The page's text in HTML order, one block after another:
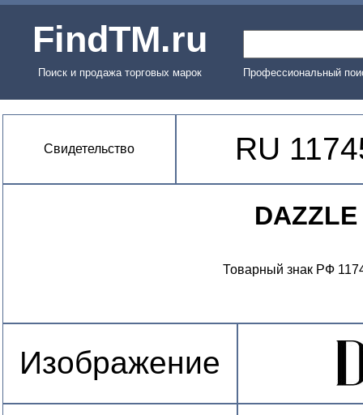
FindTM.ru
Поиск и продажа торговых марок Профессиональный
Свидетельство RU
DAZZLE
Товарный знак РФ
Изображение